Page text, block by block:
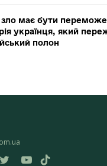
має бути
українця, який
полон